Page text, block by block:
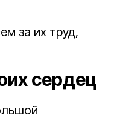
за их труд,
сердец